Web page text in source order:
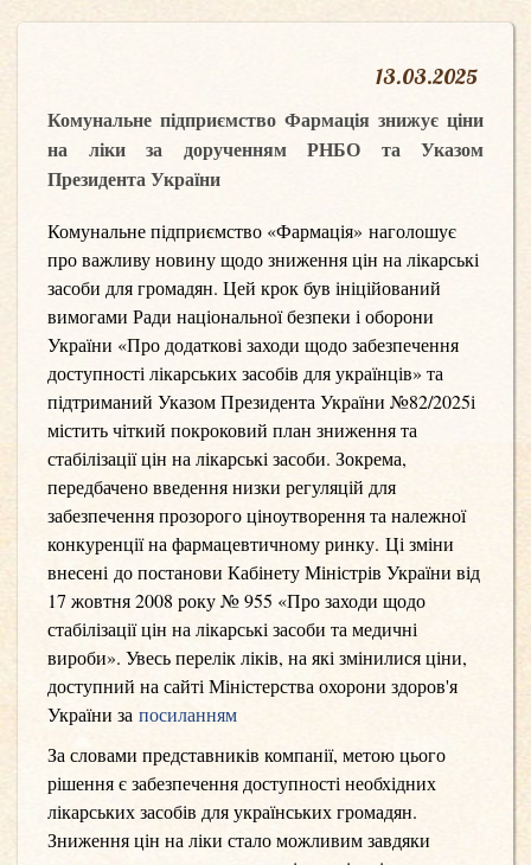
13.03.2025
Комунальне підприємство Фармація знижує ціни
на ліки за дорученням РНБО та Указом
Президента України
Комунальне підприємство «Фармація» наголошує
про важливу новину щодо зниження цін на лікарські
засоби для громадян. Цей крок був ініційований
вимогами Ради національної безпеки і оборони
України «Про додаткові заходи щодо забезпечення
доступності лікарських засобів для українців» та
підтриманий Указом Президента України №82/2025і
містить чіткий покроковий план зниження та
стабілізації цін на лікарські засоби. Зокрема,
передбачено введення низки регуляцій для
забезпечення прозорого ціноутворення та належної
конкуренції на фармацевтичному ринку. Ці зміни
внесені до постанови Кабінету Міністрів України від
17 жовтня 2008 року № 955 «Про заходи щодо
стабілізації цін на лікарські засоби та медичні
вироби». Увесь перелік ліків, на які змінилися ціни,
доступний на сайті Міністерства охорони здоров'я
України за посиланням
За словами представників компанії, метою цього
рішення є забезпечення доступності необхідних
лікарських засобів для українських громадян.
Зниження цін на ліки стало можливим завдяки